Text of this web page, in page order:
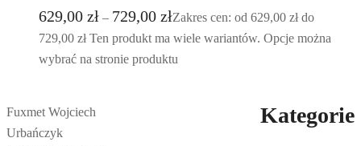
629,00 zł – 729,00 złZakres cen: od 629,00 zł do
729,00 zł Ten produkt ma wiele wariantów. Opcje można
wybrać na stronie produktu
Fuxmet Wojciech
Urbańczyk
Kategorie